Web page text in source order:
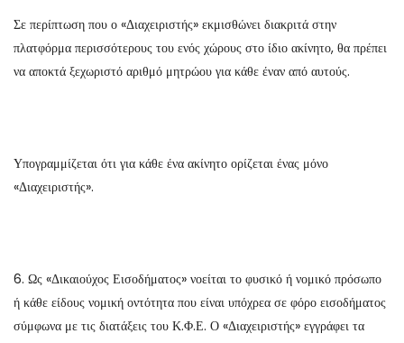
Σε περίπτωση που ο «Διαχειριστής» εκμισθώνει διακριτά στην
πλατφόρμα περισσότερους του ενός χώρους στο ίδιο ακίνητο, θα πρέπει
να αποκτά ξεχωριστό αριθμό μητρώου για κάθε έναν από αυτούς.
Υπογραμμίζεται ότι για κάθε ένα ακίνητο ορίζεται ένας μόνο
«Διαχειριστής».
6. Ως «Δικαιούχος Εισοδήματος» νοείται το φυσικό ή νομικό πρόσωπο
ή κάθε είδους νομική οντότητα που είναι υπόχρεα σε φόρο εισοδήματος
σύμφωνα με τις διατάξεις του Κ.Φ.Ε. Ο «Διαχειριστής» εγγράφει τα